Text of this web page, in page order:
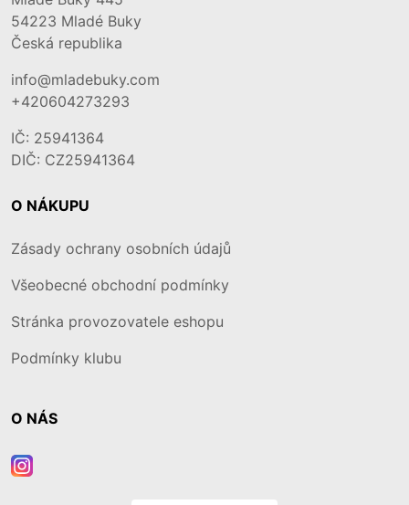
54223 Mladé Buky
Česká republika
info@mladebuky.com
+420604273293
IČ: 25941364
DIČ: CZ25941364
O NÁKUPU
Zásady ochrany osobních údajů
Všeobecné obchodní podmínky
Stránka provozovatele eshopu
Podmínky klubu
O NÁS